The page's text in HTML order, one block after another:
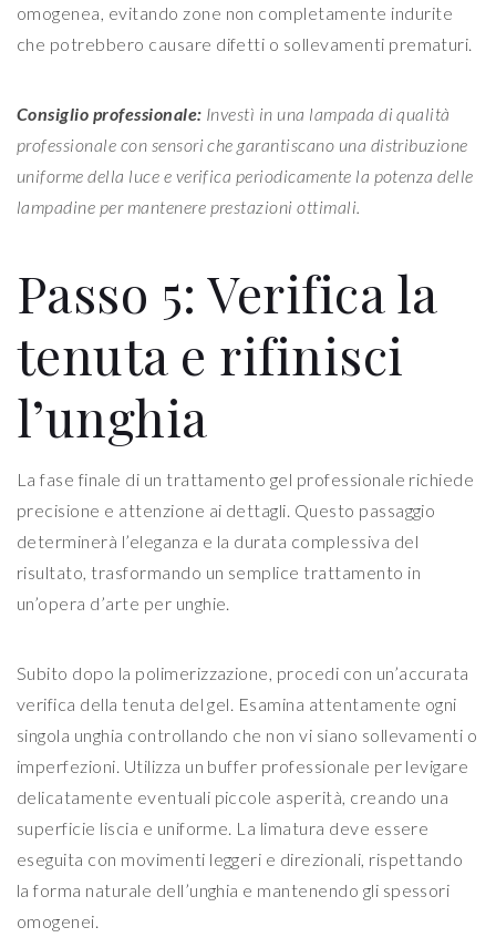
omogenea, evitando zone non completamente indurite
che potrebbero causare difetti o sollevamenti prematuri.
Consiglio professionale: Investì in una lampada di qualità
professionale con sensori che garantiscano una distribuzione
uniforme della luce e verifica periodicamente la potenza delle
lampadine per mantenere prestazioni ottimali.
Passo 5: Verifica la
tenuta e rifinisci
l’unghia
La fase finale di un trattamento gel professionale richiede
precisione e attenzione ai dettagli. Questo passaggio
determinerà l’eleganza e la durata complessiva del
risultato, trasformando un semplice trattamento in
un’opera d’arte per unghie.
Subito dopo la polimerizzazione, procedi con un’accurata
verifica della tenuta del gel. Esamina attentamente ogni
singola unghia controllando che non vi siano sollevamenti o
imperfezioni. Utilizza un buffer professionale per levigare
delicatamente eventuali piccole asperità, creando una
superficie liscia e uniforme. La limatura deve essere
eseguita con movimenti leggeri e direzionali, rispettando
la forma naturale dell’unghia e mantenendo gli spessori
omogenei.